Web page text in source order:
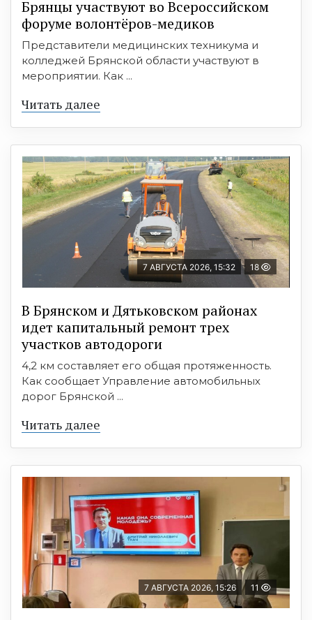
Брянцы участвуют во Всероссийском
форуме волонтёров-медиков
Представители медицинских техникума и
колледжей Брянской области участвуют в
мероприятии. Как ...
Читать далее
7 АВГУСТА 2026, 15:32 18
В Брянском и Дятьковском районах
идет капитальный ремонт трех
участков автодороги
4,2 км составляет его общая протяженность.
Как сообщает Управление автомобильных
дорог Брянской ...
Читать далее
7 АВГУСТА 2026, 15:26 11